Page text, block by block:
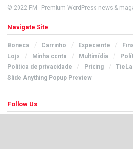
© 2022 FM - Premium WordPress news &
Navigate Site
Boneca Carrinho Expediente
Loja
Minha conta Multimídia
Política de privacidade
Pricing
Slide Anything Popup Preview
Follow Us